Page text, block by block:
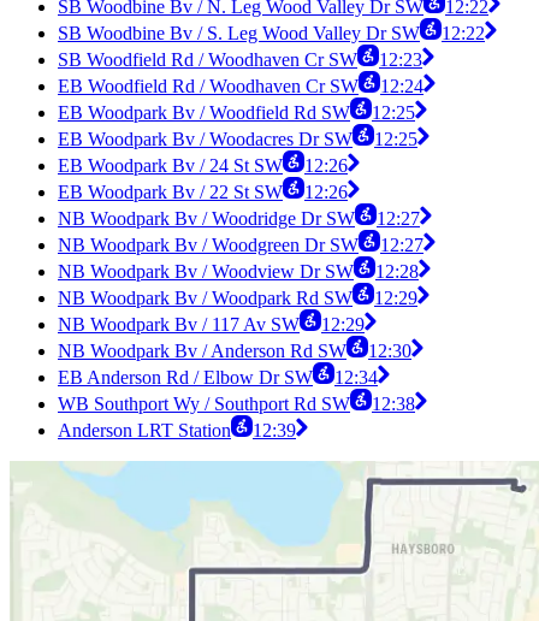
SB Woodbine Bv / N. Leg Wood Valley Dr SW
12:22
SB Woodbine Bv / S. Leg Wood Valley Dr SW
12:22
SB Woodfield Rd / Woodhaven Cr SW
12:23
EB Woodfield Rd / Woodhaven Cr SW
12:24
EB Woodpark Bv / Woodfield Rd SW
12:25
EB Woodpark Bv / Woodacres Dr SW
12:25
EB Woodpark Bv / 24 St SW
12:26
EB Woodpark Bv / 22 St SW
12:26
NB Woodpark Bv / Woodridge Dr SW
12:27
NB Woodpark Bv / Woodgreen Dr SW
12:27
NB Woodpark Bv / Woodview Dr SW
12:28
NB Woodpark Bv / Woodpark Rd SW
12:29
NB Woodpark Bv / 117 Av SW
12:29
NB Woodpark Bv / Anderson Rd SW
12:30
EB Anderson Rd / Elbow Dr SW
12:34
WB Southport Wy / Southport Rd SW
12:38
Anderson LRT Station
12:39